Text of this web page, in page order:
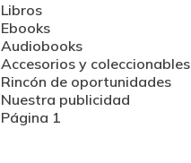
Libros
Ebooks
Audiobooks
Accesorios y coleccionables
Rincón de oportunidades
Nuestra publicidad
Página 1